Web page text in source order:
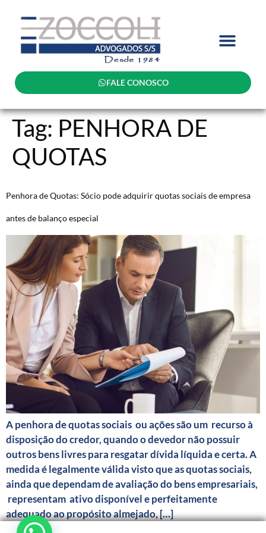
FALE CONOSCO
Tag: PENHORA DE
QUOTAS
Penhora de Quotas: Sócio pode adquirir quotas sociais de empresa
antes de balanço especial
A penhora de quotas sociais ou ações são um recurso à
disposição do credor, quando o devedor não possuir
outros bens livres para resgatar dívida líquida e certa. A
medida é legalmente válida visto que as quotas sociais,
ainda que dependam de avaliação do bens empresariais,
representam ativo disponível e perfeitamente
adequado ao propósito almejado, […]